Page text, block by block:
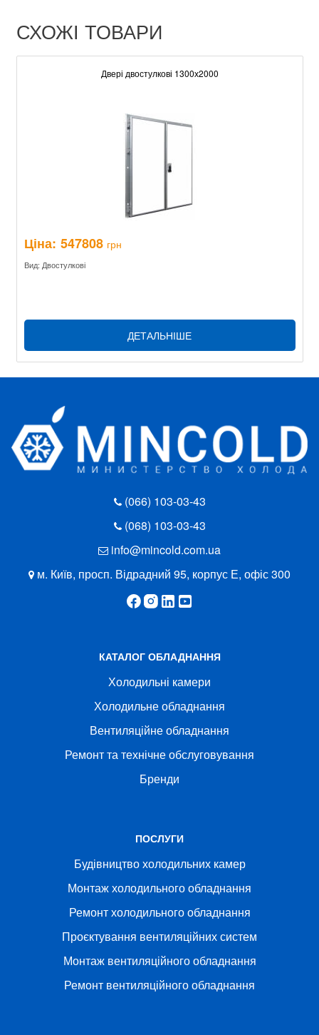
СХОЖІ ТОВАРИ
Двері двостулкові 1300х2000
Ціна: 547808 грн
Вид: Двостулкові
ДЕТАЛЬНІШЕ
(066) 103-03-43
(068) 103-03-43
info@mincold.com.ua
м. Київ, просп. Відрадний 95, корпус Е, офіс 300
КАТАЛОГ ОБЛАДНАННЯ
Холодильні камери
Холодильне обладнання
Вентиляційне обладнання
Ремонт та технічне обслуговування
Бренди
ПОСЛУГИ
Будівництво холодильних камер
Монтаж холодильного обладнання
Ремонт холодильного обладнання
Проєктування вентиляційних систем
Монтаж вентиляційного обладнання
Ремонт вентиляційного обладнання